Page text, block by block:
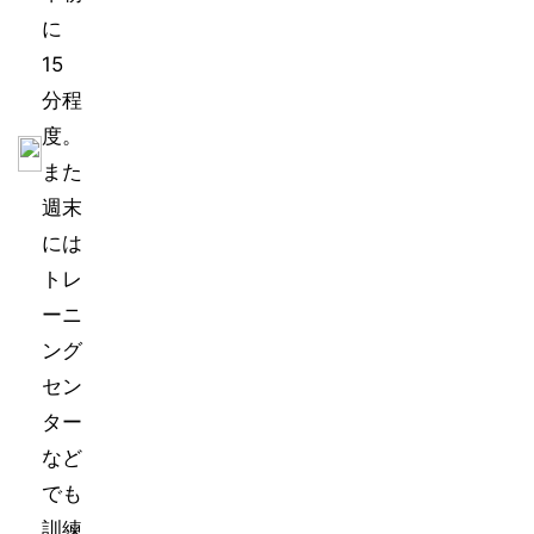
に
15
分程
度。
また
週末
には
トレ
ーニ
ング
セン
ター
など
でも
訓練